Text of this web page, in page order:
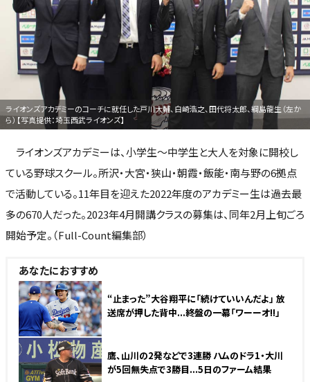
ライオンズアカデミーのコーチに就任した戸川大輔、白崎浩之、田代将太郎、綱島龍生（左か
ら）【写真提供：埼玉西武ライオンズ】
ライオンズアカデミーは、小学生～中学生と大人を対象に開校し
ている野球スクール。所沢・大宮・狭山・朝霞・飯能・南与野の6拠点
で活動している。11年目を迎えた2022年度のアカデミー生は過去最
多の670人だった。2023年4月開講クラスの募集は、同年2月上旬ごろ
開始予定。（Full-Count編集部）
あなたにおすすめ
“止まった”大谷翔平に「続けていいんだよ」 放
送席が押した背中...終盤の一幕「ワーーオ!!」
鷹、山川の2発などで3連勝 ハムのドラ1・大川
が5回無失点で3勝目...5日のファーム結果